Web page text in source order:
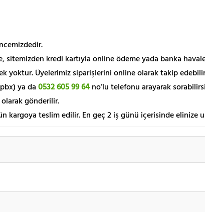
sitemizden kredi kartıyla online ödeme yada banka
yoktur. Üyelerimiz siparişlerini online olarak takip
ya da 0532 605 99 64 no’lu telefonu arayarak
olarak gönderilir.
kargoya teslim edilir. En geç 2 iş günü içerisinde elinize